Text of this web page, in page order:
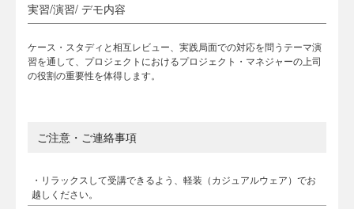
実習/演習/ デモ内容
ケース・スタディと相互レビュー、実践局面での対応を問うテーマ演
習を通して、プロジェクトにおけるプロジェクト・マネジャーの上司
の役割の重要性を体得します。
ご注意・ご連絡事項
・リラックスして受講できるよう、軽装（カジュアルウェア）でお
越しください。